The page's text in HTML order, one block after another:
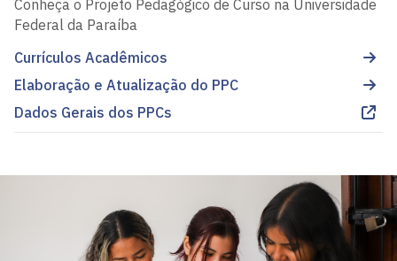
Conheça o Projeto Pedagógico de Curso na Universidade
Federal da Paraíba
Currículos Acadêmicos
Elaboração e Atualização do PPC
Dados Gerais dos PPCs